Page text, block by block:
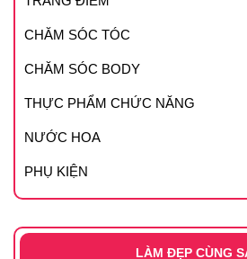
CHĂM SÓC TÓC
CHĂM SÓC BODY
THỰC PHẨM CHỨC NĂNG
NƯỚC HOA
PHỤ KIỆN
LÀM ĐẸP CÙNG